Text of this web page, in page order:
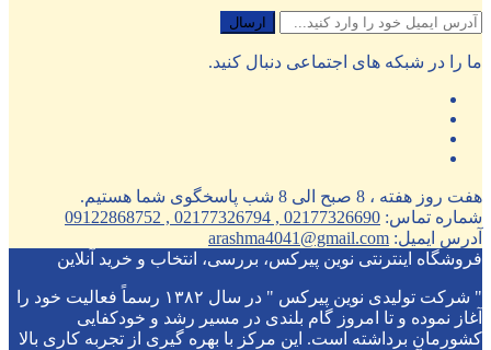
ما را در شبکه های اجتماعی دنبال کنید.
هفت روز هفته ، 8 صبح الی 8 شب پاسخگوی شما هستیم.
شماره تماس: 02177326690 , 02177326794 , 09122868752
آدرس ایمیل: arashma4041@gmail.com
فروشگاه اینترنتی نوین پیرکس، بررسی، انتخاب و خرید آنلاین
" شرکت تولیدی نوین پیرکس " در سال ۱۳۸۲ رسماً فعالیت خود را
آغاز نموده و تا امروز گام بلندی در مسیر رشد و خودکفایی
کشورمان برداشته است. این مرکز با بهره گیری از تجربه کاری بالا